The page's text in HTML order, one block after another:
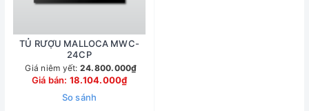
TỦ RƯỢU MALLOCA MWC-
24CP
Giá niêm yết: 24.800.000₫
Giá bán: 18.104.000₫
So sánh